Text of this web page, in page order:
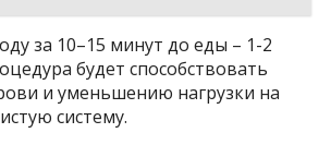
за 10–15 минут до еды – 1-2
будет способствовать
и уменьшению нагрузки на
систему.